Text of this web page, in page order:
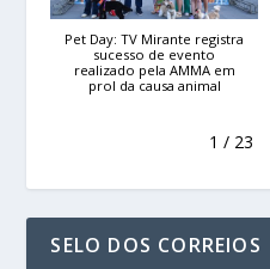
Pet Day: TV Mirante registra
sucesso de evento
realizado pela AMMA em
prol da causa animal
1 / 23
SELO DOS CORREIOS